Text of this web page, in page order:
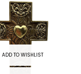
ADD TO WISHLIST